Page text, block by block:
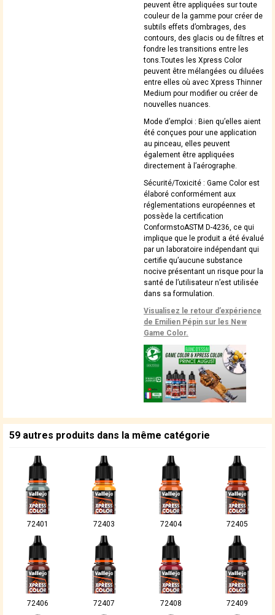
peuvent être appliquées sur toute
couleur de la gamme pour créer de
subtils effets d’ombrages, des
contours, des glacis ou de filtres et
fondre les transitions entre les
tons.Toutes les Xpress Color
peuvent être mélangées ou diluées
entre elles où avec Xpress Thinner
Medium pour modifier ou créer de
nouvelles nuances.
Mode d’emploi : Bien qu’elles aient
été conçues pour une application
au pinceau, elles peuvent
également être appliquées
directement à l’aérographe.
Sécurité/Toxicité : Game Color est
élaboré conformément aux
réglementations européennes et
possède la certification
ConformstoASTM D-4236, ce qui
implique que le produit a été évalué
par un laboratoire indépendant qui
certifie qu’aucune substance
nocive présentant un risque pour la
santé de l’utilisateur n’est utilisée
dans sa formulation.
Visualisez le retour d’expérience
de Emilien Pépin sur les New
Game Color.
59 autres produits dans la même catégorie
72401 72403 72404 72405
72406 72407 72408 72409